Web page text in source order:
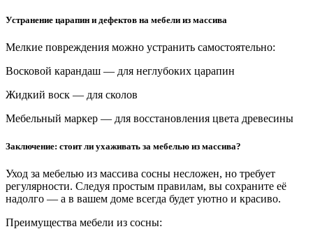
Устранение царапин и дефектов на мебели из массива
Мелкие повреждения можно устранить самостоятельно:
Восковой карандаш — для неглубоких царапин
Жидкий воск — для сколов
Мебельный маркер — для восстановления цвета древесины
Заключение: стоит ли ухаживать за мебелью из массива?
Уход за мебелью из массива сосны несложен, но требует
регулярности. Следуя простым правилам, вы сохраните её
надолго — а в вашем доме всегда будет уютно и красиво.
Преимущества мебели из сосны: